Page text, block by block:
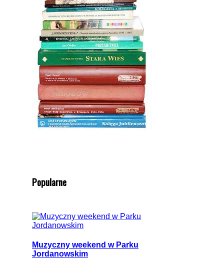
Popularne
Muzyczny weekend w Parku
Jordanowskim